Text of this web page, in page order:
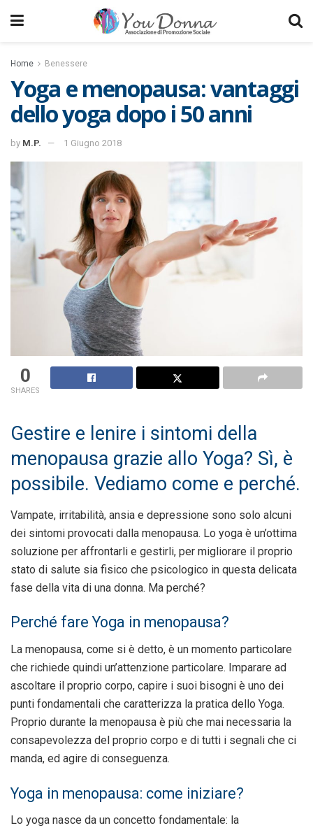
Home Benessere
Yoga e menopausa: vantaggi
dello yoga dopo i 50 anni
by M.P. 1 Giugno 2018
0
SHARES
Gestire e lenire i sintomi della
menopausa grazie allo Yoga? Sì, è
possibile. Vediamo come e perché.
Vampate, irritabilità, ansia e depressione sono solo alcuni
dei sintomi provocati dalla menopausa. Lo yoga è un’ottima
soluzione per affrontarli e gestirli, per migliorare il proprio
stato di salute sia fisico che psicologico in questa delicata
fase della vita di una donna. Ma perché?
Perché fare Yoga in menopausa?
La menopausa, come si è detto, è un momento particolare
che richiede quindi un’attenzione particolare. Imparare ad
ascoltare il proprio corpo, capire i suoi bisogni è uno dei
punti fondamentali che caratterizza la pratica dello Yoga.
Proprio durante la menopausa è più che mai necessaria la
consapevolezza del proprio corpo e di tutti i segnali che ci
manda, ed agire di conseguenza.
Yoga in menopausa: come iniziare?
Lo yoga nasce da un concetto fondamentale: la